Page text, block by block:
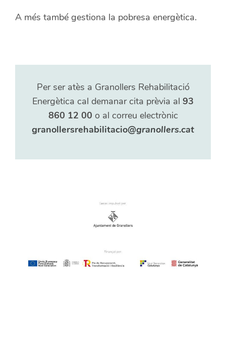
A més també gestiona la pobresa energètica.
Per ser atès a Granollers Rehabilitació
Energètica cal demanar cita prèvia al 93
860 12 00 o al correu electrònic
granollersrehabilitacio@granollers.cat